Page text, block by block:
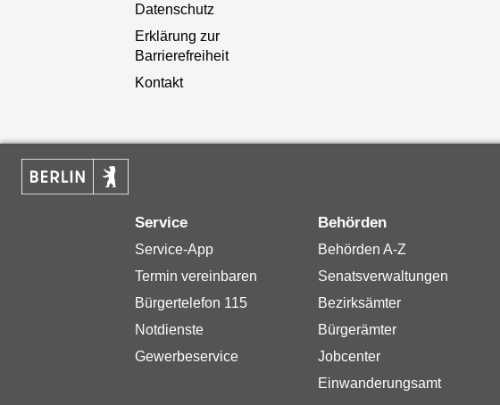
Datenschutz
Erklärung zur
Barrierefreiheit
Kontakt
Service
Service-App
Termin vereinbaren
Bürgertelefon 115
Notdienste
Gewerbeservice
Behörden
Behörden A-Z
Senatsverwaltungen
Bezirksämter
Bürgerämter
Jobcenter
Einwanderungsamt